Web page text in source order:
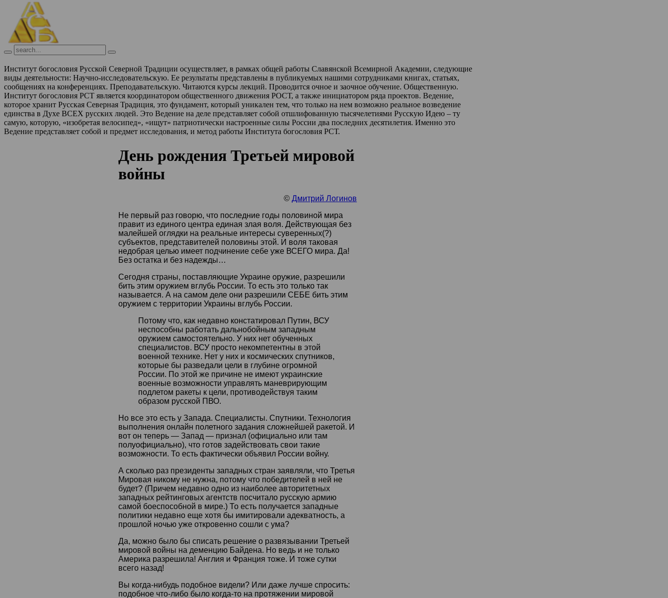
Институт богословия Русской Северной Традиции осуществляет, в рамках общей работы Славянской Всемирной Академии, следующие
виды деятельности: Научно-исследовательскую. Ее результаты представлены в публикуемых нашими сотрудниками книгах, статьях,
сообщениях на конференциях. Преподавательскую. Читаются курсы лекций. Проводится очное и заочное обучение. Общественную.
Институт богословия РСТ является координатором общественного движения РОСТ, а также инициатором ряда проектов. Ведение,
которое хранит Русская Северная Традиция, это фундамент, который уникален тем, что только на нем возможно реальное возведение
единства в Духе ВСЕХ русских людей. Это Ведение на деле представляет собой отшлифованную тысячелетиями Русскую Идею – ту
самую, которую, «изобретая велосипед», «ищут» патриотически настроенные силы России два последних десятилетия. Именно это
Ведение представляет собой и предмет исследования, и метод работы Института богословия РСТ.
День рождения Третьей мировой
войны
© Дмитрий Логинов
Не первый раз говорю, что последние годы половиной мира
правит из единого центра единая злая воля. Действующая без
малейшей оглядки на реальные интересы суверенных(?)
субъектов, представителей половины этой. И воля таковая
недобрая целью имеет подчинение себе уже ВСЕГО мира. Да!
Без остатка и без надежды…
Сегодня страны, поставляющие Украине оружие, разрешили
бить этим оружием вглубь России. То есть это только так
называется. А на самом деле они разрешили СЕБЕ бить этим
оружием с территории Украины вглубь России.
Потому что, как недавно констатировал Путин, ВСУ
неспособны работать дальнобойным западным
оружием самостоятельно. У них нет обученных
специалистов. ВСУ просто некомпетентны в этой
военной технике. Нет у них и космических спутников,
которые бы разведали цели в глубине огромной
России. По этой же причине не имеют украинские
военные возможности управлять маневрирующим
подлетом ракеты к цели, противодействуя таким
образом русской ПВО.
Но все это есть у Запада. Специалисты. Спутники. Технология
выполнения онлайн полетного задания сложнейшей ракетой. И
вот он теперь — Запад — признал (официально или там
полуофициально), что готов задействовать свои такие
возможности. То есть фактически объявил России войну.
А сколько раз президенты западных стран заявляли, что Третья
Мировая никому не нужна, потому что победителей в ней не
будет? (Причем недавно одно из наиболее авторитетных
западных рейтинговых агентств посчитало русскую армию
самой боеспособной в мире.) То есть получается западные
политики недавно еще хотя бы имитировали адекватность, а
прошлой ночью уже откровенно сошли с ума?
Да, можно было бы списать решение о развязывании Третьей
мировой войны на деменцию Байдена. Но ведь и не только
Америка разрешила! Англия и Франция тоже. И тоже сутки
всего назад!
Вы когда-нибудь подобное видели? Или даже лучше спросить:
подобное что-либо было когда-то на протяжении мировой